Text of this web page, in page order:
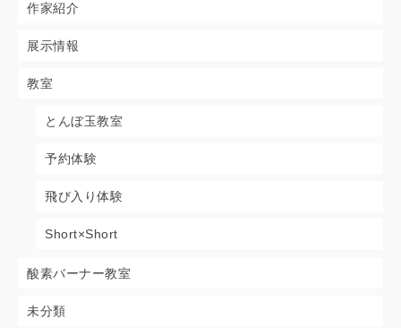
作家紹介
展示情報
教室
とんぼ玉教室
予約体験
飛び入り体験
Short×Short
酸素バーナー教室
未分類